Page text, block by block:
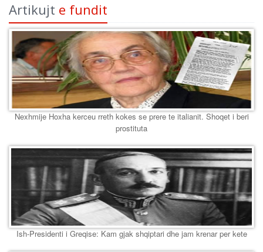
Artikujt e fundit
Nexhmije Hoxha kerceu rreth kokes se prere te italianit. Shoqet i beri
prostituta
Ish-Presidenti i Greqise: Kam gjak shqiptari dhe jam krenar per kete